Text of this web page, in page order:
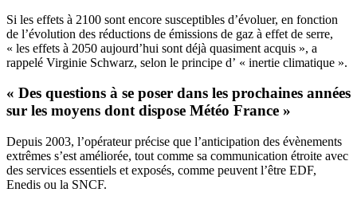
Si les effets à 2100 sont encore susceptibles d’évoluer, en fonction
de l’évolution des réductions de émissions de gaz à effet de serre,
« les effets à 2050 aujourd’hui sont déjà quasiment acquis », a
rappelé Virginie Schwarz, selon le principe d’ « inertie climatique ».
« Des questions à se poser dans les prochaines années
sur les moyens dont dispose Météo France »
Depuis 2003, l’opérateur précise que l’anticipation des évènements
extrêmes s’est améliorée, tout comme sa communication étroite avec
des services essentiels et exposés, comme peuvent l’être EDF,
Enedis ou la SNCF.